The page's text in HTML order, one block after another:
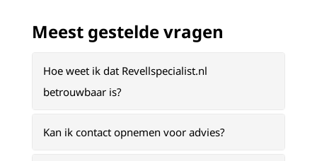
Meest gestelde vragen
Hoe weet ik dat Revellspecialist.nl
betrouwbaar is?
Kan ik contact opnemen voor advies?